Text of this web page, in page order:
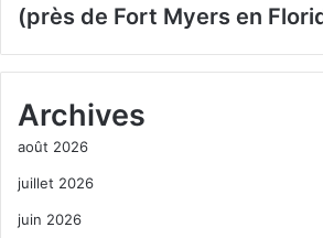
(près de Fort Myers en
Archives
août 2026
juillet 2026
juin 2026